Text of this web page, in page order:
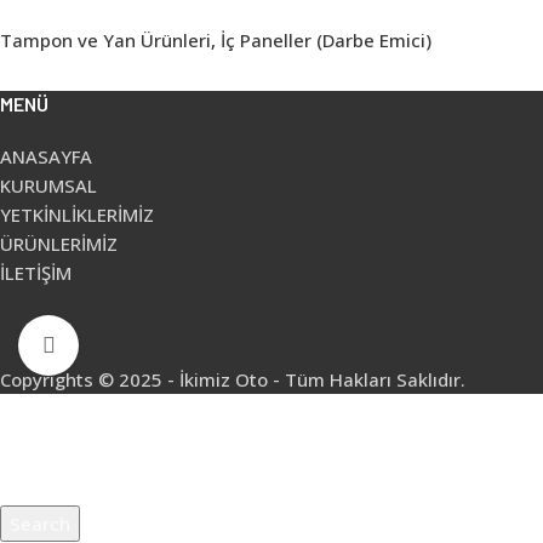
Tampon ve Yan Ürünleri, İç Paneller (Darbe Emici)
MENÜ
ANASAYFA
KURUMSAL
YETKİNLİKLERİMİZ
ÜRÜNLERİMİZ
İLETİŞİM
Copyrights © 2025 - İkimiz Oto - Tüm Hakları Saklıdır.